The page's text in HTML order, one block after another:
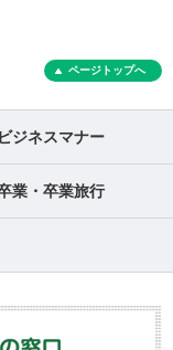
ページトップへ
ビジネスマナー
業・卒業旅行